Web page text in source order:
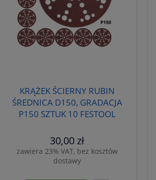
KRĄŻEK ŚCIERNY RUBIN
ŚREDNICA D150, GRADACJA
P150 SZTUK 10 FESTOOL
30,00 zł
zawiera 23% VAT, bez kosztów
dostawy